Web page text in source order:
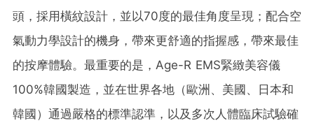
頭，採用橫紋設計，並以70度的最佳角度呈現；配合空
氣動力學設計的機身，帶來更舒適的指握感，帶來最佳
的按摩體驗。最重要的是，Age-R EMS緊緻美容儀
100%韓國製造，並在世界各地（歐洲、美國、日本和
韓國）通過嚴格的標準認準，以及多次人體臨床試驗確